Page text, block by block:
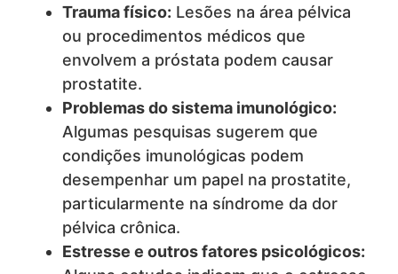
Trauma físico: Lesões na área pélvica
ou procedimentos médicos que
envolvem a próstata podem causar
prostatite.
Problemas do sistema imunológico:
Algumas pesquisas sugerem que
condições imunológicas podem
desempenhar um papel na prostatite,
particularmente na síndrome da dor
pélvica crônica.
Estresse e outros fatores psicológicos: